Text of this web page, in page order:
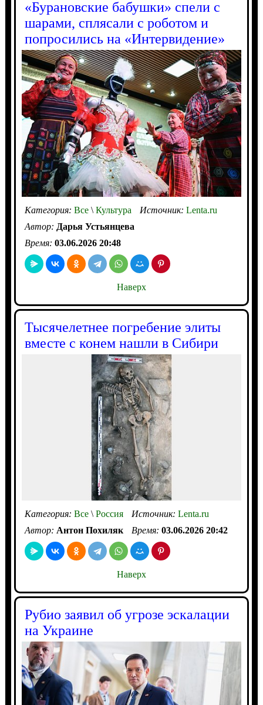
«Бурановские бабушки» спели с
шарами, сплясали с роботом и
попросились на «Интервидение»
Категория: Все\Культура Источник: Lenta.ru
Автор: Дарья Устьянцева
Время: 03.06.2026 20:48
Наверх
Тысячелетнее погребение элиты
вместе с конем нашли в Сибири
Категория: Все\Россия Источник: Lenta.ru
Автор: Антон Похиляк Время: 03.06.2026 20:42
Наверх
Рубио заявил об угрозе эскалации
на Украине